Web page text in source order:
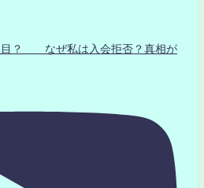
目？ なぜ私は入会拒否？真相が